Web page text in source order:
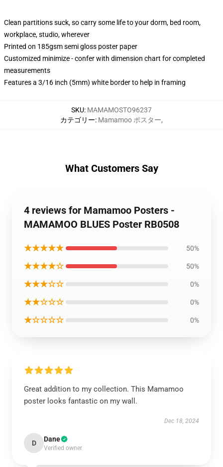
Clean partitions suck, so carry some life to your dorm, bed room,
workplace, studio, wherever
Printed on 185gsm semi gloss poster paper
Customized minimize - confer with dimension chart for completed
measurements
Features a 3/16 inch (5mm) white border to help in framing
SKU: MAMAMOSTO96237
カテゴリー: Mamamoo ポスター,
What Customers Say
4 reviews for Mamamoo Posters -
MAMAMOO BLUES Poster RB0508
★★★★★ 50%
★★★★☆ 50%
★★★☆☆ 0%
★★☆☆☆ 0%
★☆☆☆☆ 0%
Great addition to my collection. This Mamamoo
poster looks fantastic on my wall.
Dec 18, 2024
D Dane
Verified owner